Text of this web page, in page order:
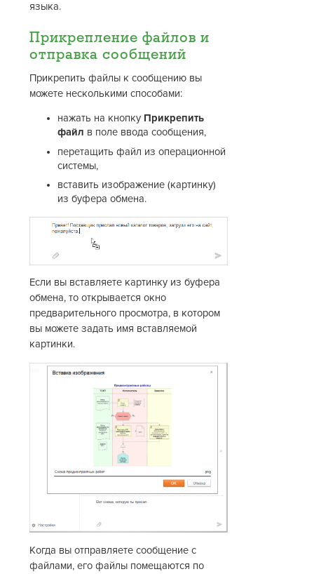
языка.
Прикрепление файлов и
отправка сообщений
Прикрепить файлы к сообщению вы
можете несколькими способами:
нажать на кнопку Прикрепить
файл в поле ввода сообщения,
перетащить файл из операционной
системы,
вставить изображение (картинку)
из буфера обмена.
Если вы вставляете картинку из буфера
обмена, то открывается окно
предварительного просмотра, в котором
вы можете задать имя вставляемой
картинки.
Когда вы отправляете сообщение с
файлами, его файлы помещаются по